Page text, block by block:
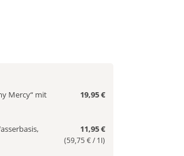
Mercy“ mit
19,95 €
11,95 €
(59,75 € / 1l)